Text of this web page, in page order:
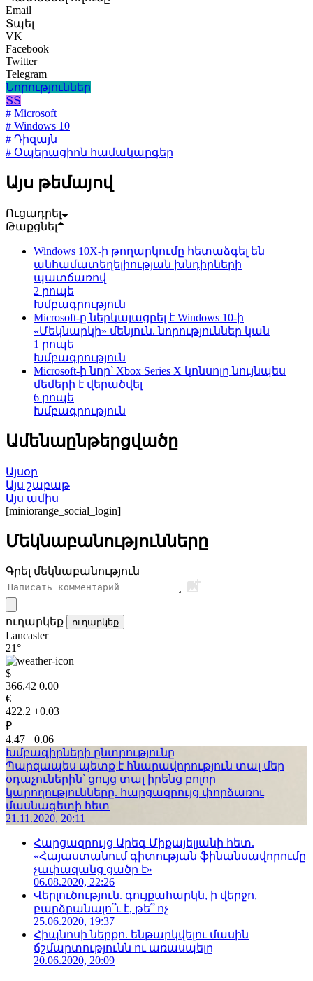
Email
Տպել
VK
Facebook
Twitter
Telegram
Նորություններ
ՏՏ
# Microsoft
# Windows 10
# Դիզայն
# Օպերացիոն համակարգեր
Այս թեմայով
Ուցադրել
Թաքցնել
Windows 10X-ի թողարկումը հետաձգել են
անհամատեղելիության խնդիրների
պատճառով
2 րոպե
Խմբագրություն
Microsoft-ը ներկայացրել է Windows 10-ի
«Մեկնարկի» մենյուն. նորություններ կան
1 րոպե
Խմբագրություն
Microsoft-ի նոր՝ Xbox Series X կոնսոլը նույնպես
մեմերի է վերածվել
6 րոպե
Խմբագրություն
Ամենաընթերցվածը
Այսօր
Այս շաբաթ
Այս ամիս
[miniorange_social_login]
Մեկնաբանությունները
Գրել մեկնաբանություն
ուղարկեք ուղարկեք
Lancaster
21°
$
366.42 0.00
€
422.2 +0.03
₽
4.47 +0.06
Խմբագիրների ընտրությունը
Պարզապես պետք է հնարավորություն տալ մեր
օդաչուներին՝ ցույց տալ իրենց բոլոր
կարողությունները. հարցազրույց փորձառու
մասնագետի հետ
21.11.2020, 20:11
Հարցազրույց Արեգ Միքայելյանի հետ.
«Հայաստանում գիտության ֆինանսավորումը
չափազանց ցածր է»
06.08.2020, 22:26
Վերլուծություն. գույքահարկն, ի վերջո,
բարձրանալո՞ւ է, թե՞ ոչ
25.06.2020, 19:37
Հիպնոսի ներքո. ենթարկվելու մասին
ճշմարտությունն ու առասպելը
20.06.2020, 20:09